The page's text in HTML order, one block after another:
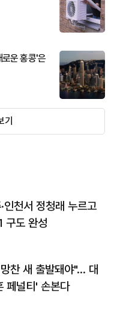
운 홍콩'은
기
인천서 정청래 누르고
구도 완성
찬 새 출발돼야"… 대
페널티' 손본다